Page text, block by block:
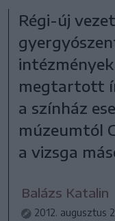
Régi-új
megtartott
a színház
múzeumtól
a vizsga
Balázs Katalin
2012. augusztus